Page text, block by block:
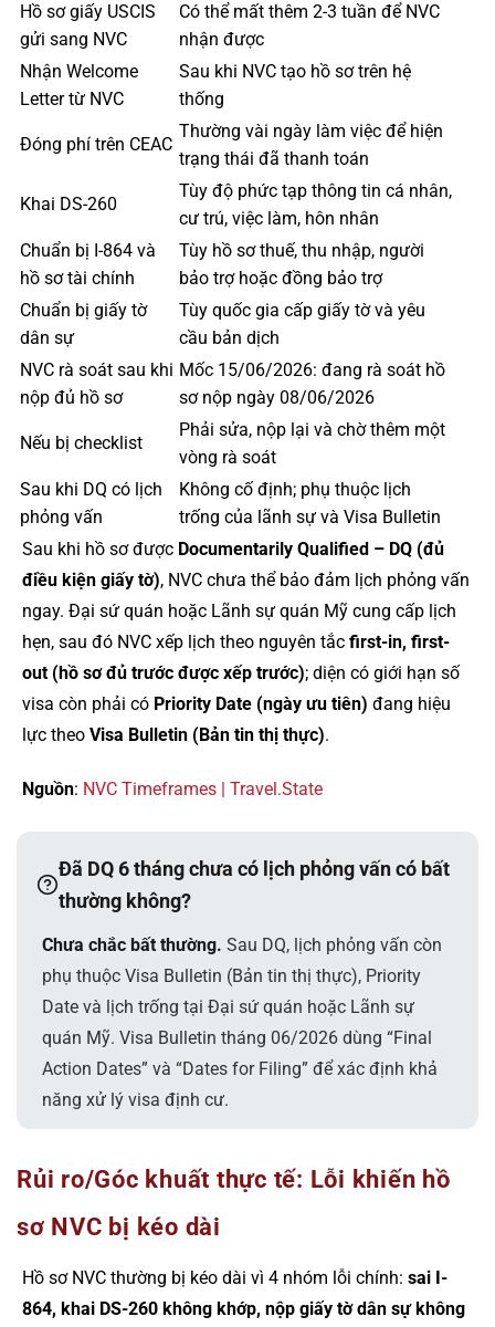
Hồ sơ giấy USCIS
gửi sang NVC
Có thể mất thêm 2-3 tuần để NVC
nhận được
Nhận Welcome
Letter từ NVC
Sau khi NVC tạo hồ sơ trên hệ
thống
Đóng phí trên CEAC
Thường vài ngày làm việc để hiện
trạng thái đã thanh toán
Khai DS-260
Tùy độ phức tạp thông tin cá nhân,
cư trú, việc làm, hôn nhân
Chuẩn bị I-864 và
hồ sơ tài chính
Tùy hồ sơ thuế, thu nhập, người
bảo trợ hoặc đồng bảo trợ
Chuẩn bị giấy tờ
dân sự
Tùy quốc gia cấp giấy tờ và yêu
cầu bản dịch
NVC rà soát sau khi
nộp đủ hồ sơ
Mốc 15/06/2026: đang rà soát hồ
sơ nộp ngày 08/06/2026
Nếu bị checklist
Phải sửa, nộp lại và chờ thêm một
vòng rà soát
Sau khi DQ có lịch
phỏng vấn
Không cố định; phụ thuộc lịch
trống của lãnh sự và Visa Bulletin
Sau khi hồ sơ được Documentarily Qualified – DQ (đủ
điều kiện giấy tờ), NVC chưa thể bảo đảm lịch phỏng vấn
ngay. Đại sứ quán hoặc Lãnh sự quán Mỹ cung cấp lịch
hẹn, sau đó NVC xếp lịch theo nguyên tắc first-in, first-
out (hồ sơ đủ trước được xếp trước); diện có giới hạn số
visa còn phải có Priority Date (ngày ưu tiên) đang hiệu
lực theo Visa Bulletin (Bản tin thị thực).
Nguồn: NVC Timeframes | Travel.State
Đã DQ 6 tháng chưa có lịch phỏng vấn có bất
thường không?
Chưa chắc bất thường. Sau DQ, lịch phỏng vấn còn
phụ thuộc Visa Bulletin (Bản tin thị thực), Priority
Date và lịch trống tại Đại sứ quán hoặc Lãnh sự
quán Mỹ. Visa Bulletin tháng 06/2026 dùng “Final
Action Dates” và “Dates for Filing” để xác định khả
năng xử lý visa định cư.
Rủi ro/Góc khuất thực tế: Lỗi khiến hồ
sơ NVC bị kéo dài
Hồ sơ NVC thường bị kéo dài vì 4 nhóm lỗi chính: sai I-
864, khai DS-260 không khớp, nộp giấy tờ dân sự không